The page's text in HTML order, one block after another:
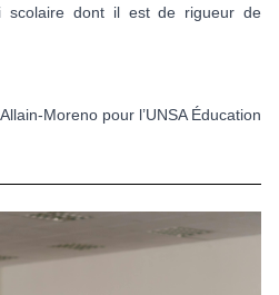
scolaire dont il est de rigueur de
Moreno pour l’UNSA Éducation